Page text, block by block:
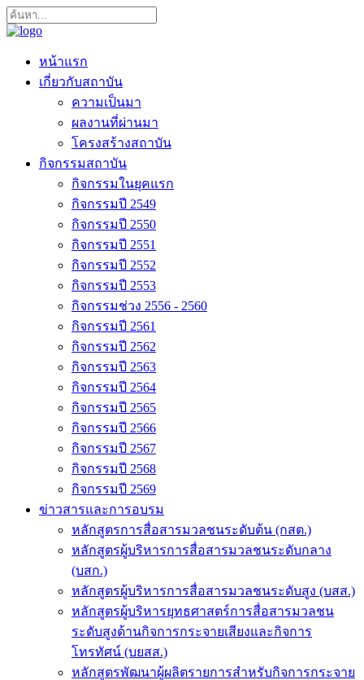
หน้าแรก
เกี่ยวกับสถาบัน
ความเป็นมา
ผลงานที่ผ่านมา
โครงสร้างสถาบัน
กิจกรรมสถาบัน
กิจกรรมในยุคแรก
กิจกรรมปี 2549
กิจกรรมปี 2550
กิจกรรมปี 2551
กิจกรรมปี 2552
กิจกรรมปี 2553
กิจกรรมช่วง 2556 - 2560
กิจกรรมปี 2561
กิจกรรมปี 2562
กิจกรรมปี 2563
กิจกรรมปี 2564
กิจกรรมปี 2565
กิจกรรมปี 2566
กิจกรรมปี 2567
กิจกรรมปี 2568
กิจกรรมปี 2569
ข่าวสารและการอบรม
หลักสูตรการสื่อสารมวลชนระดับต้น (กสต.)
หลักสูตรผู้บริหารการสื่อสารมวลชนระดับกลาง
(บสก.)
หลักสูตรผู้บริหารการสื่อสารมวลชนระดับสูง (บสส.)
หลักสูตรผู้บริหารยุทธศาสตร์การสื่อสารมวลชน
ระดับสูงด้านกิจการกระจายเสียงและกิจการ
โทรทัศน์ (บยสส.)
หลักสูตรพัฒนาผู้ผลิตรายการสำหรับกิจการกระจาย